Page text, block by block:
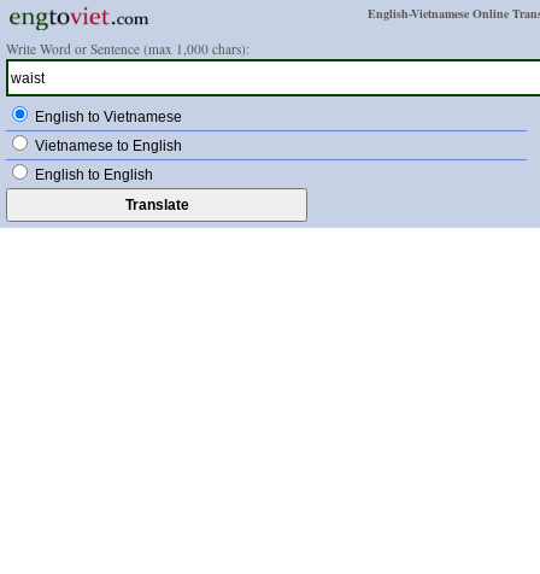
English-Vietnamese Online
Write Word or Sentence (max 1,000 chars):
English to Vietnamese
Vietnamese to English
English to English